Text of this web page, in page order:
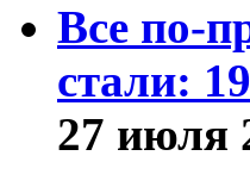
Все по-
стали:
27 июля